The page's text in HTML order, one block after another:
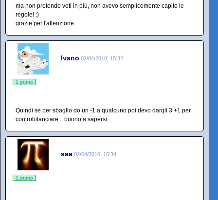
ma non pretendo voti in più, non avevo semplicemente capito le
regole! :)
grazie per l'attenzione
Ivano 02/04/2010, 15:32
1 punto
Quindi se per sbaglio do un -1 a qualcuno poi devo dargli 3 +1 per
controbilanciare... buono a sapersi.
sae 02/04/2010, 15:34
1 punto